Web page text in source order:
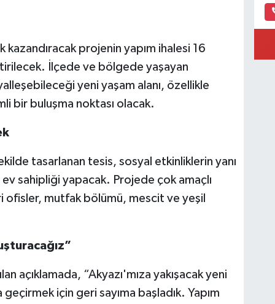
kazandıracak projenin yapım ihalesi 16
İlçede ve bölgede yaşayan
yeni yaşam alanı, özellikle
bir buluşma noktası olacak.
tasarlanan tesis, sosyal etkinliklerin yanı
sahipliği yapacak. Projede çok amaçlı
ofisler, mutfak bölümü, mescit ve yeşil
açıklamada, “Akyazı'mıza yakışacak yeni
için geri sayıma başladık. Yapım